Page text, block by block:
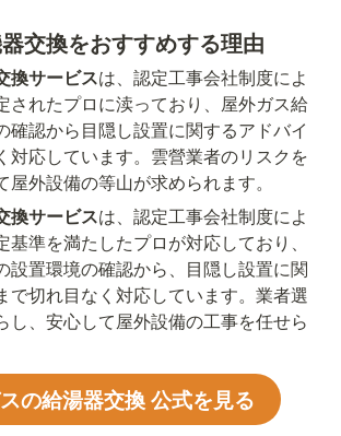
交換をおすすめする理由
換サービスは、認定工事会社制度によ
されたプロに渎っており、屋外ガス給
確認から目隠し設置に関するアドバイ
対応しています。雲營業者のリスクを
外設備の等山が求められます。
換サービスは、認定工事会社制度によ
基準を満たしたプロが対応しており、
設置環境の確認から、目隠し設置に関
で切れ目なく対応しています。業者選
し、安心して屋外設備の工事を任せら
の給湯器交換 公式を見る